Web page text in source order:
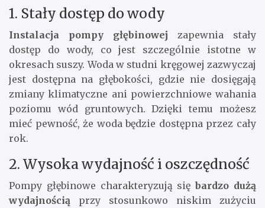
1. Stały dostęp do wody
Instalacja pompy głębinowej zapewnia stały
dostęp do wody, co jest szczególnie istotne w
okresach suszy. Woda w studni kręgowej zazwyczaj
jest dostępna na głębokości, gdzie nie dosięgają
zmiany klimatyczne ani powierzchniowe wahania
poziomu wód gruntowych. Dzięki temu możesz
mieć pewność, że woda będzie dostępna przez cały
rok.
2. Wysoka wydajność i oszczędność
Pompy głębinowe charakteryzują siębardzo dużą
wydajnością przy stosunkowo niskim zużyciu